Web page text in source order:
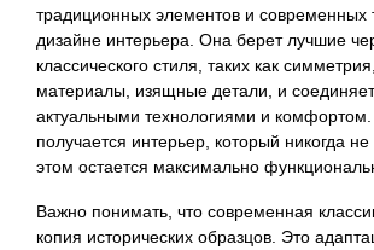
традиционных элементов и современных
дизайне интерьера. Она берет лучшие
классического стиля, таких как
материалы, изящные детали, и
актуальными технологиями и комфортом.
получается интерьер, который никогда
этом остается максимально
Важно понимать, что современная
копия исторических образцов. Это